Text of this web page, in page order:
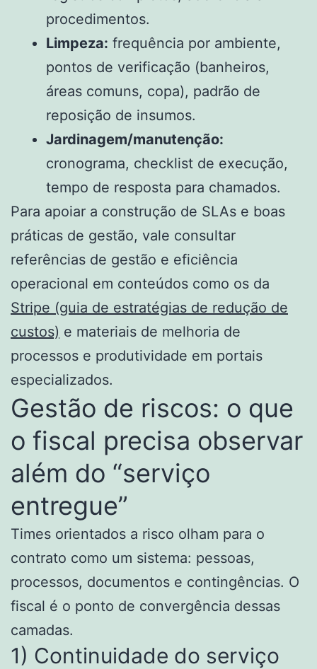
procedimentos.
Limpeza: frequência por ambiente,
pontos de verificação (banheiros,
áreas comuns, copa), padrão de
reposição de insumos.
Jardinagem/manutenção:
cronograma, checklist de execução,
tempo de resposta para chamados.
Para apoiar a construção de SLAs e boas
práticas de gestão, vale consultar
referências de gestão e eficiência
operacional em conteúdos como os da
Stripe (guia de estratégias de redução de
custos) e materiais de melhoria de
processos e produtividade em portais
especializados.
Gestão de riscos: o que
o fiscal precisa observar
além do “serviço
entregue”
Times orientados a risco olham para o
contrato como um sistema: pessoas,
processos, documentos e contingências. O
fiscal é o ponto de convergência dessas
camadas.
1) Continuidade do serviço